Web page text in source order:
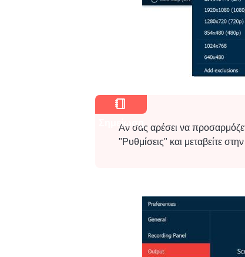
Σημείωση
Αν σας αρέσει να
"Ρυθμίσεις" και μεταβείτε